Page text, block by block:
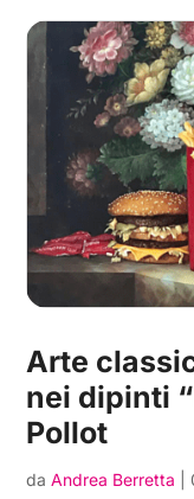
Arte
nei dipinti
Pollot
daAndrea Berretta